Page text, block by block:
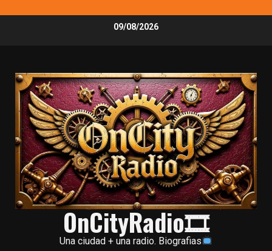
09/08/2026
OnCityRadio🎞
Una ciudad + una radio. Biografias